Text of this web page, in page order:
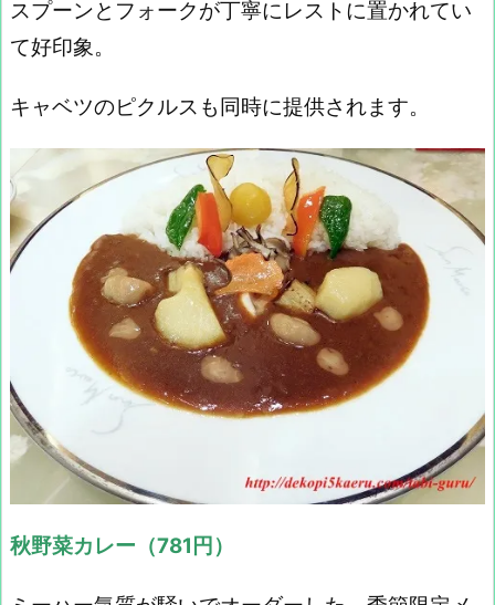
スプーンとフォークが丁寧にレストに置かれてい
て好印象。
キャベツのピクルスも同時に提供されます。
秋野菜カレー（781円）